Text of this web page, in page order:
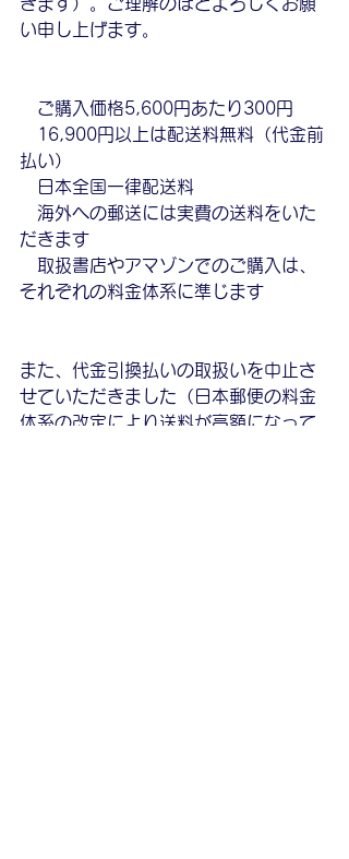
い申し上げます。
ご購入価格5,600円あたり300円
16,900円以上は配送料無料（代金前
払い）
日本全国一律配送料
海外への郵送には実費の送料をいた
だきます
取扱書店やアマゾンでのご購入は、
それぞれの料金体系に準じます
また、代金引換払いの取扱いを中止さ
せていただきました（日本郵便の料金
体系の改定により送料が高額になって